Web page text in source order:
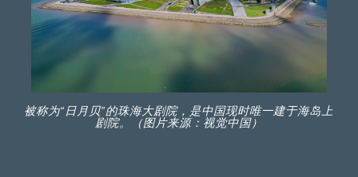
被称为“日月贝”的珠海大剧院，是中国现时唯一建于海岛上
剧院。（图片来源：视觉中国）